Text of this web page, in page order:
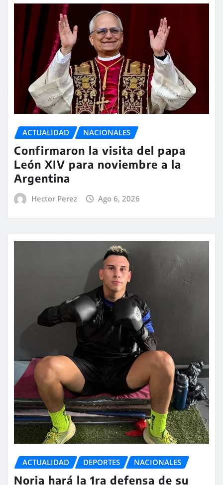
ACTUALIDAD NACIONALES
Confirmaron la visita del papa
León XIV para noviembre a la
Argentina
Hector Perez Ago 6, 2026
ACTUALIDAD DEPORTES NACIONALES
Noria hará la 1ra defensa de su